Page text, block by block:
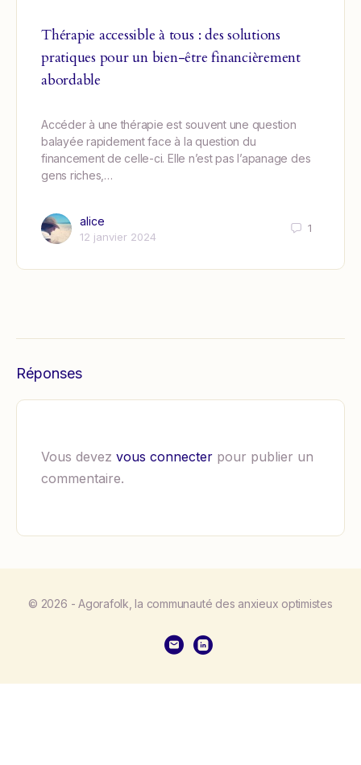
Thérapie accessible à tous : des solutions
pratiques pour un bien-être financièrement
abordable
Accéder à une thérapie est souvent une question
balayée rapidement face à la question du
financement de celle-ci. Elle n’est pas l’apanage des
gens riches,…
alice
12 janvier 2024
1
Réponses
Vous devez vous connecter pour publier un
commentaire.
© 2026 - Agorafolk, la communauté des anxieux optimistes